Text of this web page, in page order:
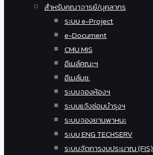
สำหรับคณาจารย์/บุคลากร
ระบบ e-Project
e-Document
CMU MIS
อีเมล์คณะฯ
อีเมล์มช.
ระบบจองห้องฯ
ระบบแจ้งซ่อมบำรุงฯ
ระบบจองยานพาหนะ
ระบบ ENG TECHSERV
ระบบจัดการงบประมาณ (FIS)